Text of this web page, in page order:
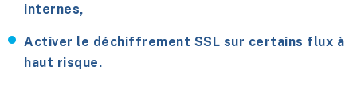
internes,
Activer le déchiffrement SSL sur certains flux à
haut risque.